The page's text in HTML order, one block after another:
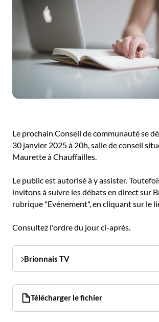
Le prochain Conseil de communauté se
30 janvier 2025 à 20h, salle de conseil
Maurette à Chauffailles.
Le public est autorisé à y assister.
invitons à suivre les débats en direct sur
rubrique "Evénement", en cliquant sur le
Consultez l'ordre du jour ci-après.
Brionnais TV
Télécharger le fichier